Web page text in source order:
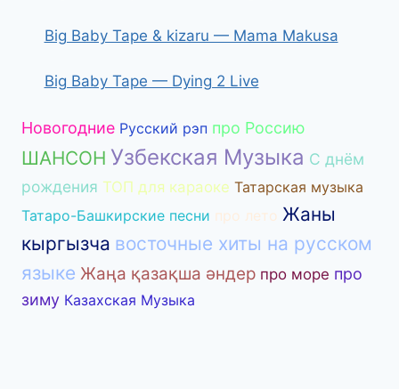
Big Baby Tape & kizaru — Mama Makusa
Big Baby Tape — Dying 2 Live
Новогодние Русский рэп про Россию
ШАНСОН Узбекская Музыка С днём
рождения ТОП для караоке Татарская музыка
Татаро-Башкирские песни про лето Жаны
кыргызча восточные хиты на русском
языке Жаңа қазақша әндер про море про
зиму Казахская Музыка